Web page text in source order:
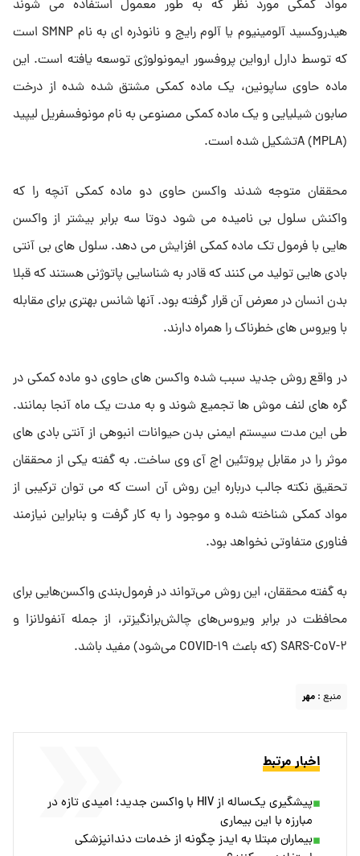
مواد کمکی مورد نظر که به طور معمول استفاده می شوند
هیدروکسید آلومینیوم یا آلوم رایج و نانوذره ای به نام SMNP است
که توسط دارل ارواین پروفسور ایمونولوژی توسعه یافته است. این
ماده حاوی ساپونین، یک ماده کمکی مشتق شده شده از درخت
صابون شیلیایی و یک ماده کمکی مصنوعی به نام مونوفسفریل لیپید
A (MPLA)تشکیل شده است.
محققان متوجه شدند واکسن حاوی دو ماده کمکی آنچه را که
واکنش سلول بی نامیده می شود دوتا سه برابر بیشتر از واکسن
هایی با فرمول تک ماده کمکی افزایش می دهد. سلول های بی آنتی
بادی هایی تولید می کنند که قادر به شناسایی پاتوژنی هستند که قبلا
بدن انسان در معرض آن قرار گرفته بود. آنها شانس بهتری برای مقابله
با ویروس های خطرناک را همراه دارند.
در واقع روش جدید سبب شده واکسن های حاوی دو ماده کمکی در
گره های لنف موش ها تجمیع شوند و به مدت یک ماه آنجا بمانند.
طی این مدت سیستم ایمنی بدن حیوانات انبوهی از آنتی بادی های
موثر را در مقابل پروتئین اچ آی وی ساخت. به گفته یکی از محققان
تحقیق نکته جالب درباره این روش آن است که می توان ترکیبی از
مواد کمکی شناخته شده و موجود را به کار گرفت و بنابراین نیازمند
فناوری متفاوتی نخواهد بود.
به گفته محققان، این روش می‌تواند در فرمول‌بندی واکسن‌هایی برای
محافظت در برابر ویروس‌های چالش‌برانگیزتر، از جمله آنفولانزا و
SARS-CoV-۲ (که باعث COVID-۱۹ می‌شود) مفید باشد.
منبع : مهر
اخبار مرتبط
پیشگیری یک‌ساله از HIV با واکسن جدید؛ امیدی تازه در
مبارزه با این بیماری
بیماران مبتلا به ایدز چگونه از خدمات دندانپزشکی